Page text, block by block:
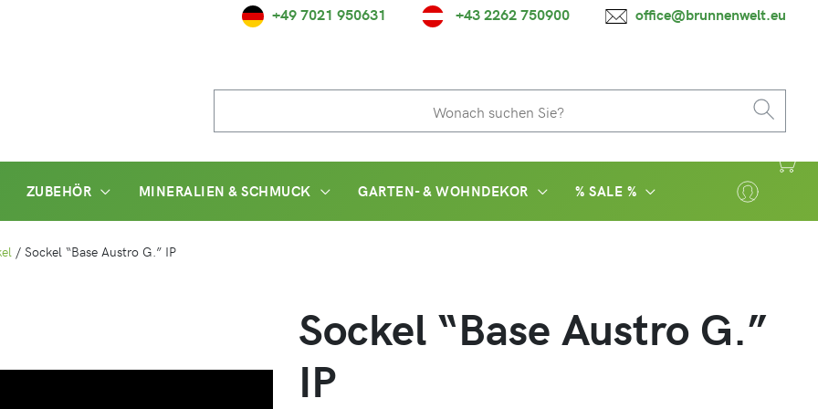
+49 7021 950631 +43 2262 750900 office@brunnenwelt.eu
ZUBEHÖR MINERALIEN & SCHMUCK GARTEN- & WOHNDEKOR % SALE %
/ Sockel “Base Austro G.” IP
Sockel “Base Austro G.”
IP